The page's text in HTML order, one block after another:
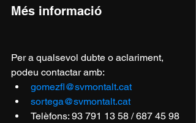
Més informació
Per a qualsevol dubte o aclariment,
podeu contactar amb:
gomezfl@svmontalt.cat
sortega@svmontalt.cat
Telèfons: 93 791 13 58 / 687 45 98